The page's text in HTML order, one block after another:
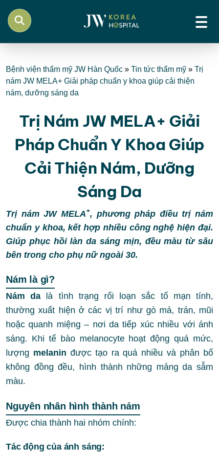
Bệnh viện thẩm mỹ JW Hàn Quốc » Tin tức thẩm mỹ » Trị
nám JW MELA+ Giải pháp chuẩn y khoa giúp cải thiện
nám, dưỡng sáng da
Trị Nám JW MELA+ Giải
Pháp Chuẩn Y Khoa Giúp
Cải Thiện Nám, Dưỡng
Sáng Da
Trị nám JW MELA+, phương pháp điều trị nám
chuẩn y khoa, kết hợp nhiều công nghệ hiện đại.
Giúp phục hồi làn da sáng mịn, đều màu từ sâu
bên trong cho phụ nữ ngoài 30.
Nám là gì?
Nám da là tình trạng rối loạn sắc tố mạn tính,
thường xuất hiện ở các vị trí như gò má, trán, mũi
hoặc quanh miệng – nơi da tiếp xúc nhiều với ánh
sáng. Khi tế bào melanocyte hoạt động quá mức,
lượng melanin được tạo ra quá nhiều và phân bố
không đồng đều, hình thành những mảng da sẫm
màu.
Nguyên nhân hình thành nám
Được chia thành hai nhóm chính:
Tác động của ánh sáng: